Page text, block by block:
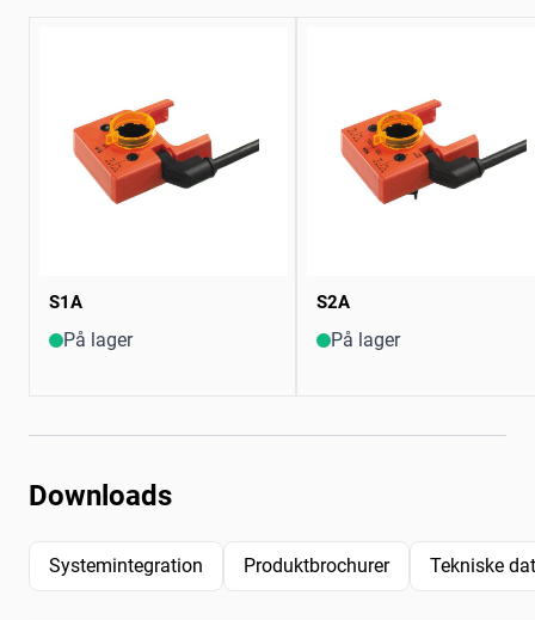
S1A
På lager
S2A
På lager
Downloads
Systemintegration Produktbrochurer Tekniske